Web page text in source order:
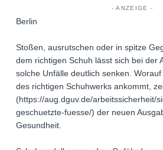
Berlin
Stoßen, ausrutschen oder in spitze
dem richtigen Schuh lässt sich bei der
solche Unfälle deutlich senken.
des richtigen Schuhwerks ankommt,
(https://aug.dguv.de/arbeitssicherheit/
geschuetzte-fuesse/) der neuen
Gesundheit.